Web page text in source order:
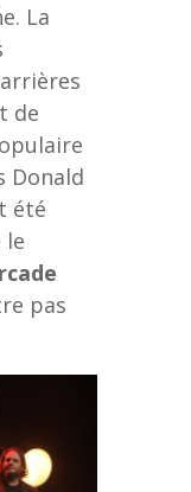
La
de
Donald
été
le
pas